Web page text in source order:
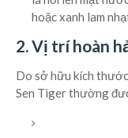
hoặc xanh lam
2. Vị trí hoàn
Do sở hữu kích
Sen Tiger thường